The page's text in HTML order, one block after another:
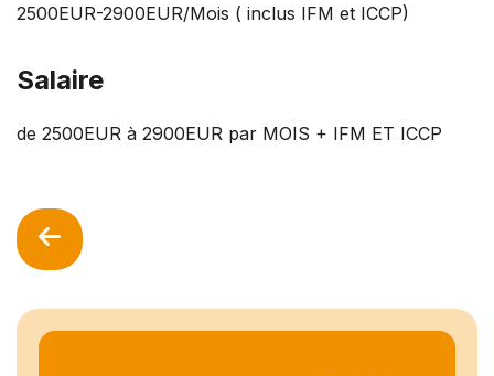
2500EUR-2900EUR/Mois ( inclus IFM et ICCP)
Salaire
de 2500EUR à 2900EUR par MOIS + IFM ET ICCP